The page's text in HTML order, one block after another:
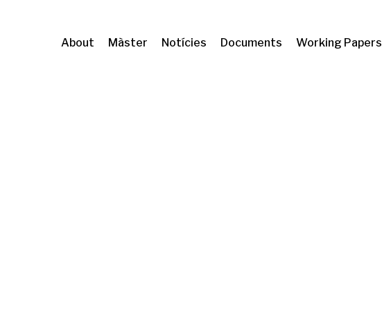
About Màster Notícies Documents Working Papers